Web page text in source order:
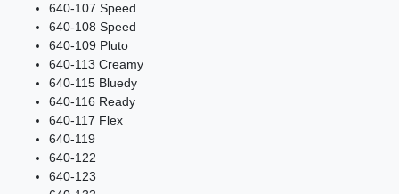
640-107 Speed
640-108 Speed
640-109 Pluto
640-113 Creamy
640-115 Bluedy
640-116 Ready
640-117 Flex
640-119
640-122
640-123